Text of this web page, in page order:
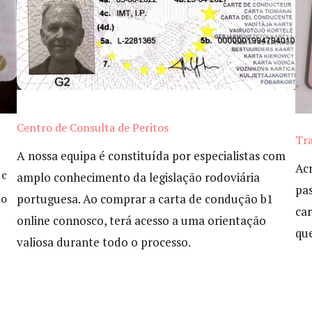
Centro de Consulta de Peritos
A nossa equipa é constituída por especialistas com
amplo conhecimento da legislação rodoviária
portuguesa. Ao comprar a carta de condução b1
online connosco, terá acesso a uma orientação
valiosa durante todo o processo.